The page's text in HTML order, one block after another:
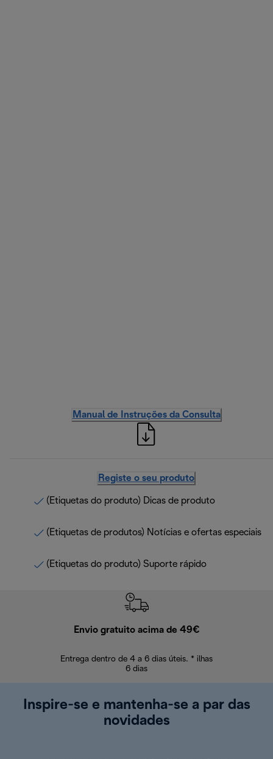
Manual de Instruções da Consulta
Registe o seu produto
(Etiquetas do produto) Dicas de produto
(Etiquetas de produtos) Notícias e ofertas especiais
(Etiquetas do produto) Suporte rápido
Envio gratuito acima de 49€
Entrega dentro de 4 a 6 dias úteis. * ilhas
6 dias
Inspire-se e mantenha-se a par das
novidades